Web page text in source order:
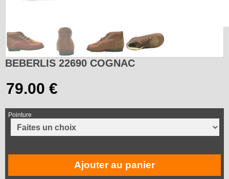
BEBERLIS 22690 COGNAC
Pointure
Ajouter au panier